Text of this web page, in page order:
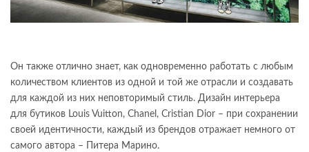
Он также отлично знает, как одновременно работать с любым
количеством клиентов из одной и той же отрасли и создавать
для каждой из них неповторимый стиль. Дизайн интерьера
для бутиков Louis Vuitton, Chanel, Cristian Dior – при сохранении
своей идентичности, каждый из брендов отражает немного от
самого автора – Питера Марино.